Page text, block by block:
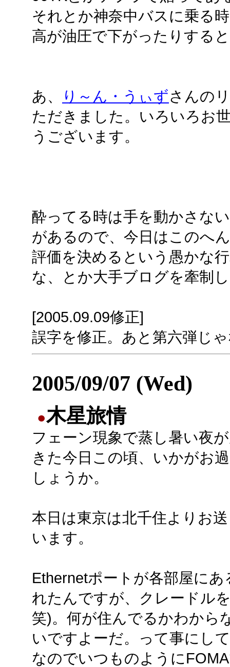
それとか神奈中バスに乗る
高が油圧で下がったりする
あ、 り～ん・うぃずさんの
ただきました。いろいろお
うございます。
酔ってる時は手を動かさな
があるので、今日はこのへ
評価を決めるという愚かな
な、とか大手ブログを牽制
[2005.09.09修正]
誤字を修正。あと第六弾じ
2005/09/07 (Wed)
●木星旅情
フェーン現象で蒸し暑い夜
きた今日この頃、いかがお
しょうか。
本日は東京は北千住よりお
います。
Ethernetポートが各部屋に
れたんですが、クレードル
笑)。何が住んでるかわから
いですよーだ。って事にし
なのでいつものように